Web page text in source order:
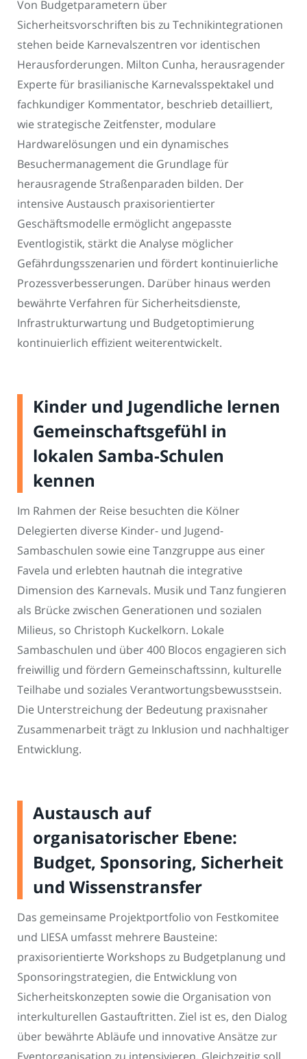
Von Budgetparametern über
Sicherheitsvorschriften bis zu Technikintegrationen
stehen beide Karnevalszentren vor identischen
Herausforderungen. Milton Cunha, herausragender
Experte für brasilianische Karnevalsspektakel und
fachkundiger Kommentator, beschrieb detailliert,
wie strategische Zeitfenster, modulare
Hardwarelösungen und ein dynamisches
Besuchermanagement die Grundlage für
herausragende Straßenparaden bilden. Der
intensive Austausch praxisorientierter
Geschäftsmodelle ermöglicht angepasste
Eventlogistik, stärkt die Analyse möglicher
Gefährdungsszenarien und fördert kontinuierliche
Prozessverbesserungen. Darüber hinaus werden
bewährte Verfahren für Sicherheitsdienste,
Infrastrukturwartung und Budgetoptimierung
kontinuierlich effizient weiterentwickelt.
Kinder und Jugendliche lernen
Gemeinschaftsgefühl in
lokalen Samba-Schulen
kennen
Im Rahmen der Reise besuchten die Kölner
Delegierten diverse Kinder- und Jugend-
Sambaschulen sowie eine Tanzgruppe aus einer
Favela und erlebten hautnah die integrative
Dimension des Karnevals. Musik und Tanz fungieren
als Brücke zwischen Generationen und sozialen
Milieus, so Christoph Kuckelkorn. Lokale
Sambaschulen und über 400 Blocos engagieren sich
freiwillig und fördern Gemeinschaftssinn, kulturelle
Teilhabe und soziales Verantwortungsbewusstsein.
Die Unterstreichung der Bedeutung praxisnaher
Zusammenarbeit trägt zu Inklusion und nachhaltiger
Entwicklung.
Austausch auf
organisatorischer Ebene:
Budget, Sponsoring, Sicherheit
und Wissenstransfer
Das gemeinsame Projektportfolio von Festkomitee
und LIESA umfasst mehrere Bausteine:
praxisorientierte Workshops zu Budgetplanung und
Sponsoringstrategien, die Entwicklung von
Sicherheitskonzepten sowie die Organisation von
interkulturellen Gastauftritten. Ziel ist es, den Dialog
über bewährte Abläufe und innovative Ansätze zur